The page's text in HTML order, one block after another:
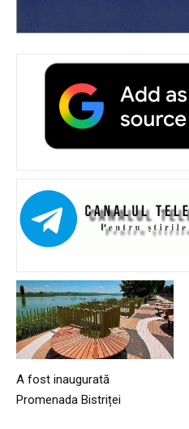
A fost inaugurată
Promenada Bistriței